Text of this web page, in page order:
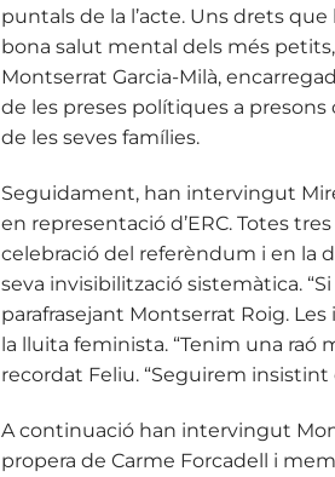
puntals de la l’acte. Uns drets
bona salut mental dels més
Montserrat Garcia-Milà,
de les preses polítiques a
de les seves famílies.
Seguidament, han intervingut
en representació d’ERC. Totes
celebració del referèndum i en la
seva invisibilització sistemàtica.
parafrasejant Montserrat Roig.
la lluita feminista. “Tenim una raó
recordat Feliu. “Seguirem
A continuació han intervingut
propera de Carme Forcadell i